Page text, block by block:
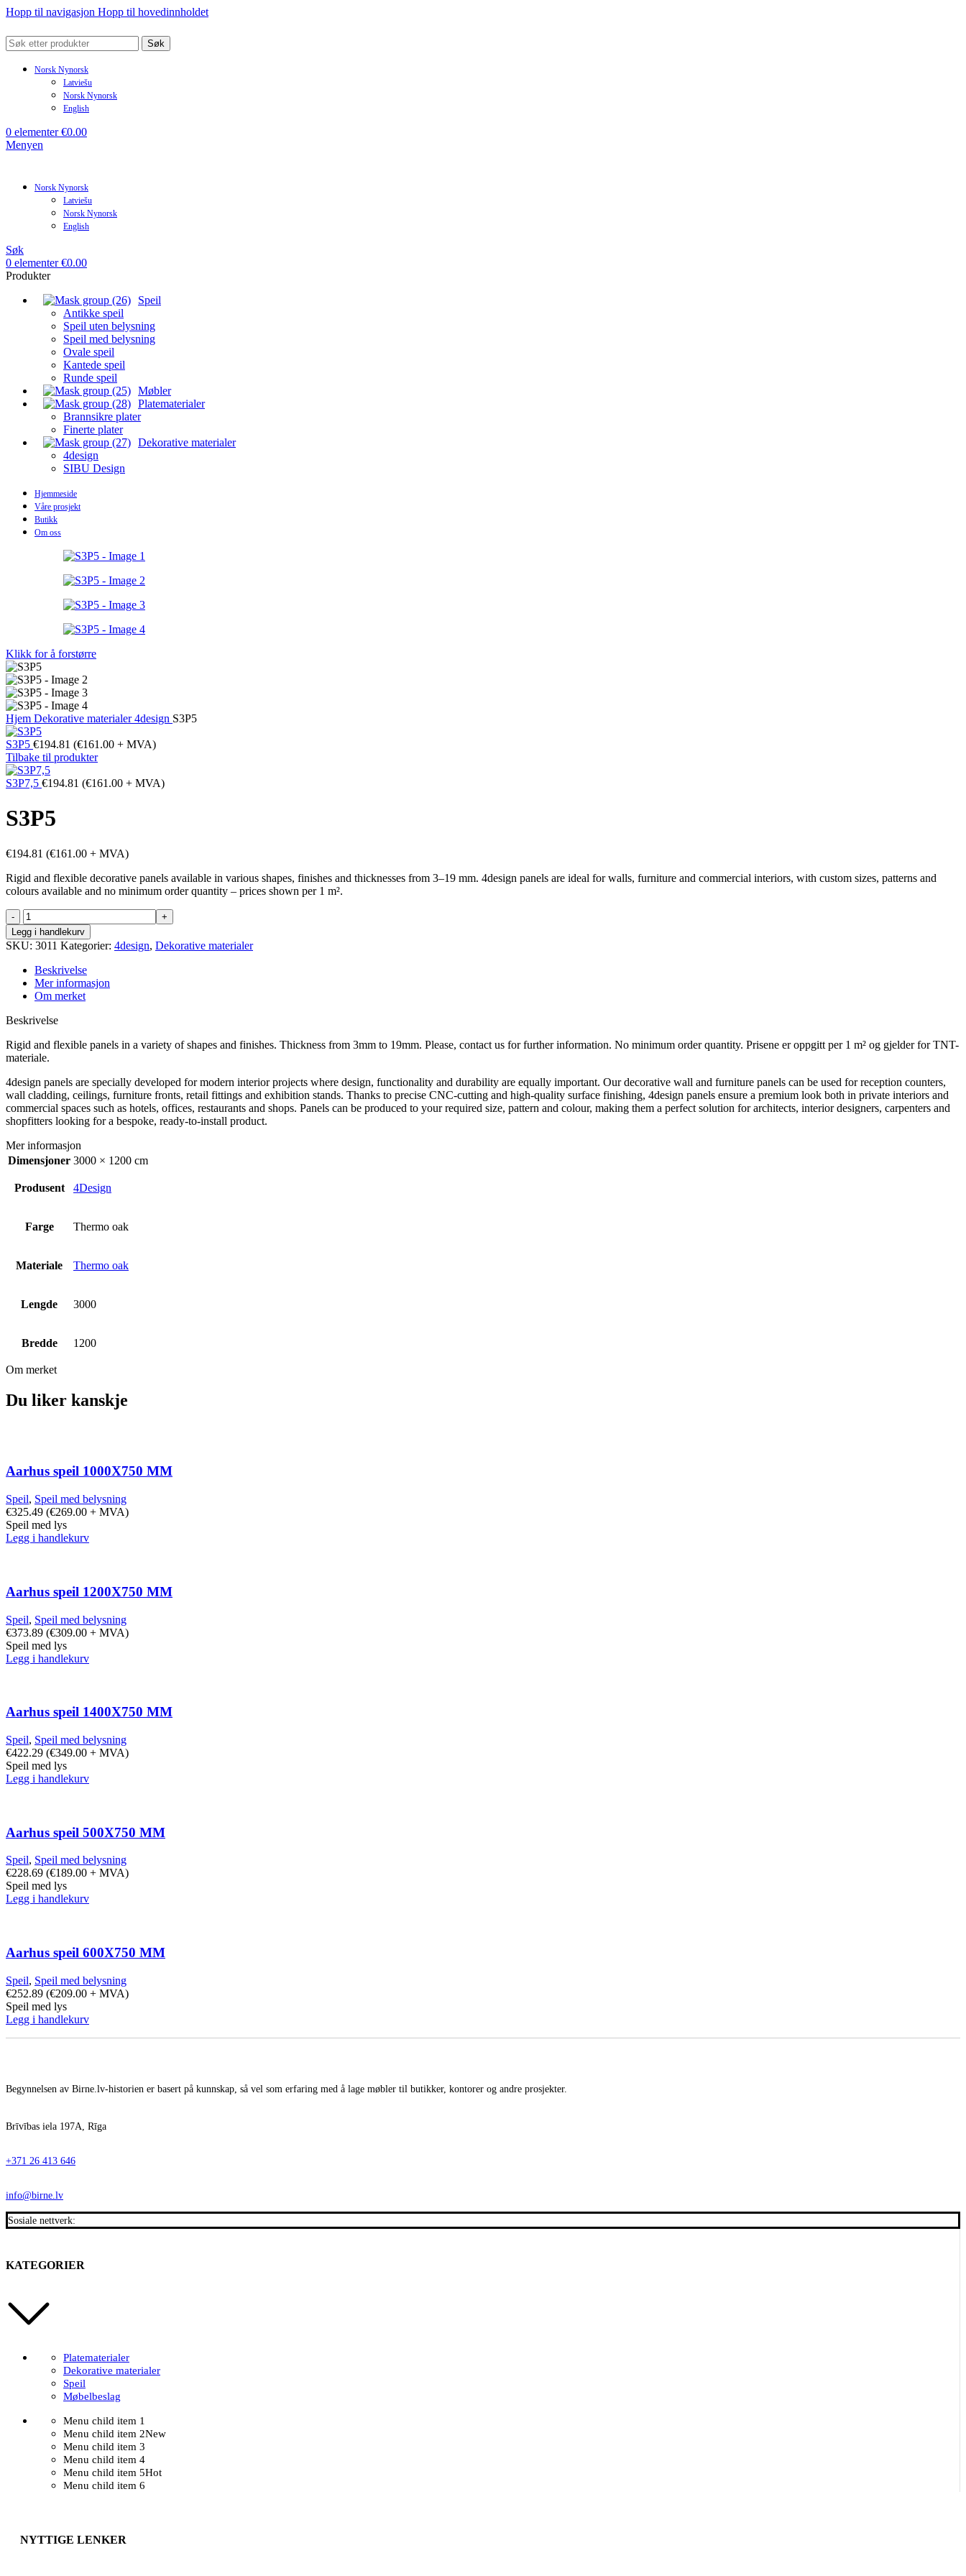
Hopp til navigasjon Hopp til hovedinnholdet
Søk
Norsk Nynorsk
Latviešu
Norsk Nynorsk
English
0 elementer €0.00
Menyen
Norsk Nynorsk
Latviešu
Norsk Nynorsk
English
Søk
0 elementer €0.00
Produkter
Speil
Antikke speil
Speil uten belysning
Speil med belysning
Ovale speil
Kantede speil
Runde speil
Møbler
Platematerialer
Brannsikre plater
Finerte plater
Dekorative materialer
4design
SIBU Design
Hjemmeside
Våre prosjekt
Butikk
Om oss
Klikk for å forstørre
Hjem Dekorative materialer4design S3P5
S3P5 €194.81 (€161.00 + MVA)
Tilbake til produkter
S3P7,5 €194.81 (€161.00 + MVA)
S3P5
€194.81 (€161.00 + MVA)
Rigid and flexible decorative panels available in various shapes, finishes and thicknesses from 3–19 mm. 4design panels are ideal for walls, furniture and commercial interiors, with custom sizes, patterns and
colours available and no minimum order quantity – prices shown per 1 m².
S3P5
antall
Legg i handlekurv
SKU: 3011 Kategorier: 4design, Dekorative materialer
Beskrivelse
Mer informasjon
Om merket
Beskrivelse
Rigid and flexible panels in a variety of shapes and finishes. Thickness from 3mm to 19mm. Please, contact us for further information. No minimum order quantity. Prisene er oppgitt per 1 m² og gjelder for TNT-
materiale.
4design panels are specially developed for modern interior projects where design, functionality and durability are equally important. Our decorative wall and furniture panels can be used for reception counters,
wall cladding, ceilings, furniture fronts, retail fittings and exhibition stands. Thanks to precise CNC-cutting and high-quality surface finishing, 4design panels ensure a premium look both in private interiors and
commercial spaces such as hotels, offices, restaurants and shops. Panels can be produced to your required size, pattern and colour, making them a perfect solution for architects, interior designers, carpenters and
shopfitters looking for a bespoke, ready-to-install product.
Mer informasjon
Dimensjoner 3000 × 1200 cm
Produsent 4Design
Farge Thermo oak
Materiale Thermo oak
Lengde 3000
Bredde 1200
Om merket
Du liker kanskje
Aarhus speil 1000X750 MM
Speil, Speil med belysning
€325.49 (€269.00 + MVA)
Speil med lys
Legg i handlekurv
Aarhus speil 1200X750 MM
Speil, Speil med belysning
€373.89 (€309.00 + MVA)
Speil med lys
Legg i handlekurv
Aarhus speil 1400X750 MM
Speil, Speil med belysning
€422.29 (€349.00 + MVA)
Speil med lys
Legg i handlekurv
Aarhus speil 500X750 MM
Speil, Speil med belysning
€228.69 (€189.00 + MVA)
Speil med lys
Legg i handlekurv
Aarhus speil 600X750 MM
Speil, Speil med belysning
€252.89 (€209.00 + MVA)
Speil med lys
Legg i handlekurv
Begynnelsen av Birne.lv-historien er basert på kunnskap, så vel som erfaring med å lage møbler til butikker, kontorer og andre prosjekter.
Brīvības iela 197A, Rīga
+371 26 413 646
info@birne.lv
Sosiale nettverk:
KATEGORIER
Platematerialer
Dekorative materialer
Speil
Møbelbeslag
Menu child item 1
Menu child item 2New
Menu child item 3
Menu child item 4
Menu child item 5Hot
Menu child item 6
NYTTIGE LENKER